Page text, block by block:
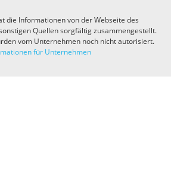
die Informationen von der Webseite des
Quellen sorgfältig zusammengestellt.
vom Unternehmen noch nicht autorisiert.
für Unternehmen